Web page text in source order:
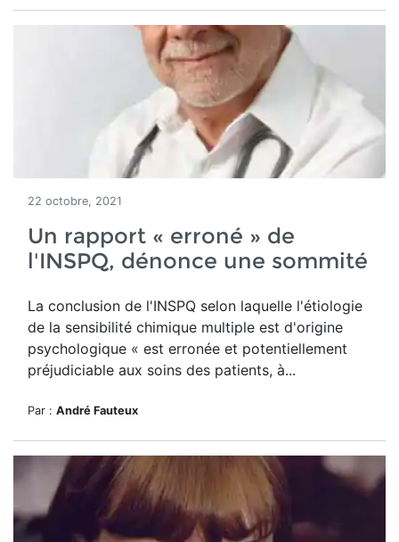
22 octobre, 2021
Un rapport « erroné » de
l'INSPQ, dénonce une sommité
La conclusion de l'INSPQ selon laquelle l'étiologie
de la sensibilité chimique multiple est d'origine
psychologique « est erronée et potentiellement
préjudiciable aux soins des patients, à...
Par : André Fauteux